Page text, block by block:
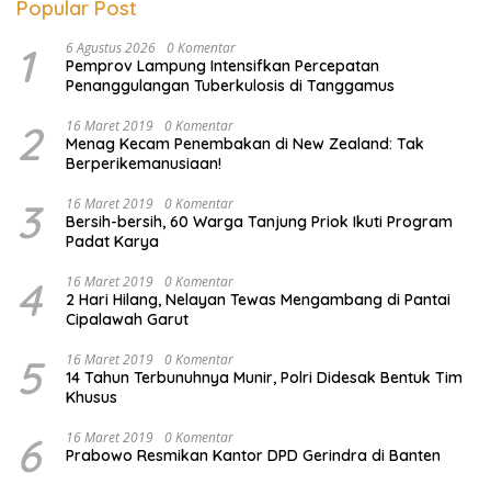
Popular Post
1 6 Agustus 2026 0 Komentar
Pemprov Lampung Intensifkan Percepatan
Penanggulangan Tuberkulosis di Tanggamus
2 16 Maret 2019 0 Komentar
Menag Kecam Penembakan di New Zealand: Tak
Berperikemanusiaan!
3 16 Maret 2019 0 Komentar
Bersih-bersih, 60 Warga Tanjung Priok Ikuti Program
Padat Karya
4 16 Maret 2019 0 Komentar
2 Hari Hilang, Nelayan Tewas Mengambang di Pantai
Cipalawah Garut
5 16 Maret 2019 0 Komentar
14 Tahun Terbunuhnya Munir, Polri Didesak Bentuk Tim
Khusus
6 16 Maret 2019 0 Komentar
Prabowo Resmikan Kantor DPD Gerindra di Banten